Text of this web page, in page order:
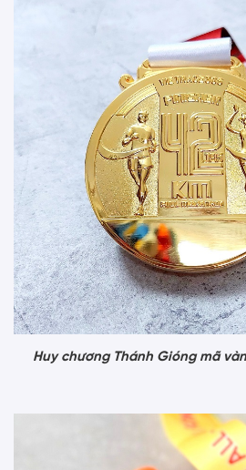
Huy chương Thánh Gióng mã